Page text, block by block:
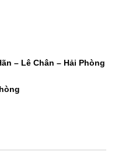
– Lê Chân – Hải Phòng